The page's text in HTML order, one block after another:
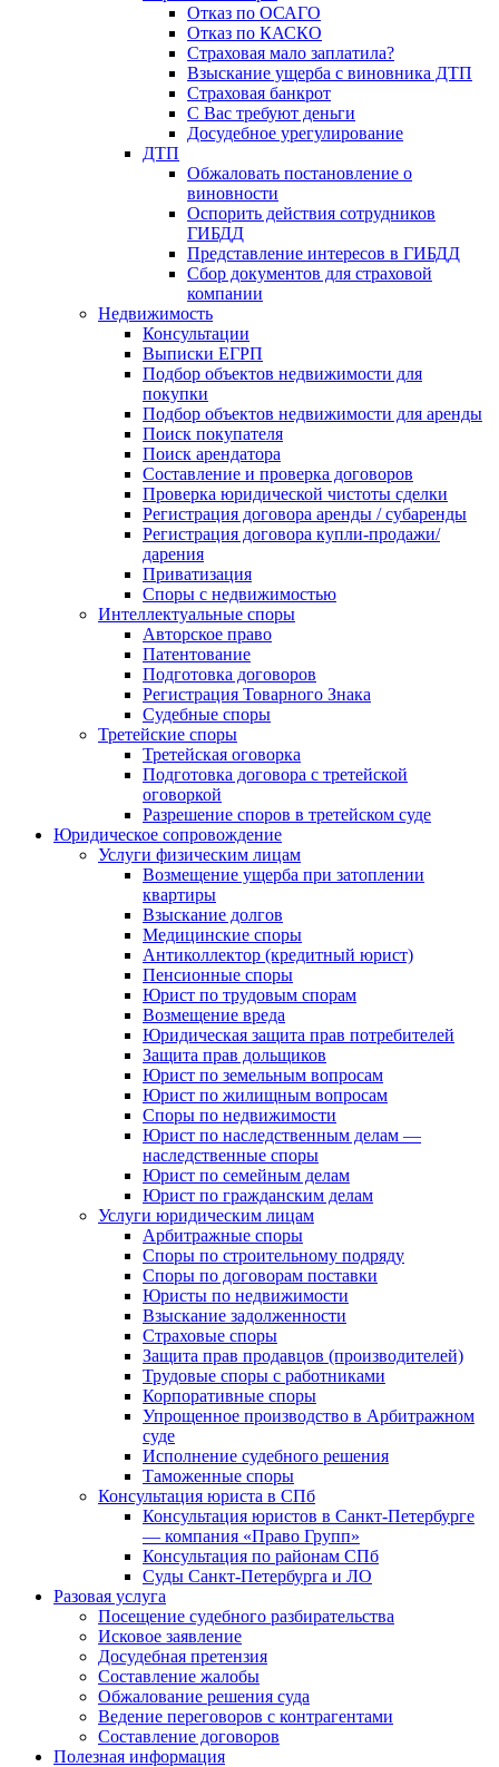
Отказ по ОСАГО
Отказ по КАСКО
Страховая мало заплатила?
Взыскание ущерба с виновника ДТП
Страховая банкрот
С Вас требуют деньги
Досудебное урегулирование
ДТП
Обжаловать постановление о
виновности
Оспорить действия сотрудников
ГИБДД
Представление интересов в ГИБДД
Сбор документов для страховой
компании
Недвижимость
Консультации
Выписки ЕГРП
Подбор объектов недвижимости для
покупки
Подбор объектов недвижимости для аренды
Поиск покупателя
Поиск арендатора
Составление и проверка договоров
Проверка юридической чистоты сделки
Регистрация договора аренды / субаренды
Регистрация договора купли-продажи/
дарения
Приватизация
Cпоры с недвижимостью
Интеллектуальные споры
Авторское право
Патентование
Подготовка договоров
Регистрация Товарного Знака
Судебные споры
Третейские споры
Третейская оговорка
Подготовка договора с третейской
оговоркой
Разрешение споров в третейском суде
Юридическое сопровождение
Услуги физическим лицам
Возмещение ущерба при затоплении
квартиры
Взыскание долгов
Медицинские споры
Антиколлектор (кредитный юрист)
Пенсионные споры
Юрист по трудовым спорам
Возмещение вреда
Юридическая защита прав потребителей
Защита прав дольщиков
Юрист по земельным вопросам
Юрист по жилищным вопросам
Споры по недвижимости
Юрист по наследственным делам —
наследственные споры
Юрист по семейным делам
Юрист по гражданским делам
Услуги юридическим лицам
Арбитражные споры
Споры по строительному подряду
Споры по договорам поставки
Юристы по недвижимости
Взыскание задолженности
Страховые споры
Защита прав продавцов (производителей)
Трудовые споры с работниками
Корпоративные споры
Упрощенное производство в Арбитражном
суде
Исполнение судебного решения
Таможенные споры
Консультация юриста в СПб
Консультация юристов в Санкт-Петербурге
— компания «Право Групп»
Консультация по районам СПб
Суды Санкт-Петербурга и ЛО
Разовая услуга
Посещение судебного разбирательства
Исковое заявление
Досудебная претензия
Составление жалобы
Обжалование решения суда
Ведение переговоров с контрагентами
Составление договоров
Полезная информация